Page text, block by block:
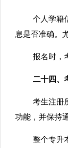
个人学籍
息是否准确。
报名时，
二十四、
考生注册
功能，并保持
整个专升